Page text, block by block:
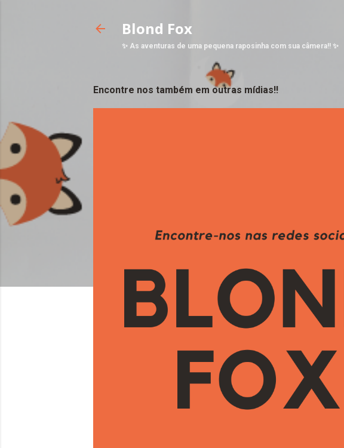
Blond Fox
✨ As aventuras de uma pequena raposinha com sua câmera!! ✨
Encontre nos também em outras mídias!!